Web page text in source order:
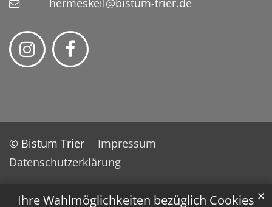
Ihre Wahlmöglichkeiten bezüglich Cookies ✕
hermeskeil@bistum-trier.de
© Bistum Trier
Impressum
Datenschutzerklärung